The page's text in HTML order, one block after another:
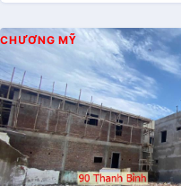
CHƯƠNG MỸ